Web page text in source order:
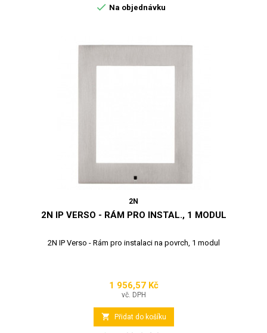
 Na objednávku
2N
2N IP VERSO - RÁM PRO INSTAL., 1 MODUL
2N IP Verso - Rám pro instalaci na povrch, 1 modul
Cena
1 956,57 Kč
vč. DPH
 Přidat do košíku